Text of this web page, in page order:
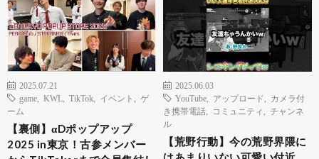
2025.07.21
game
KWL TikTok イベント
ゲ
ーム
【裏側】αDポップアップ
2025 in東京！古参メンバー
2025.06.03
YouTube
アップロード
カメラ付
き携帯電話
コミュニティ
チャンネ
ル
【荒野行動】今の荒野界隈に